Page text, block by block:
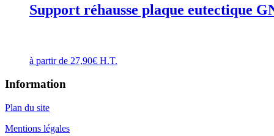
Support réhausse plaque eutectique
à partir de 27,90€ H.T.
Information
Plan du site
Mentions légales